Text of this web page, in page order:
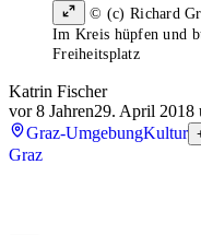
© (c) Richard
Im Kreis hüpfen und
Freiheitsplatz
Katrin Fischer
vor 8 Jahren29. April 2018
Graz-UmgebungKultur
Graz